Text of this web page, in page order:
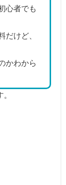
心者でも
だけど、
かわから